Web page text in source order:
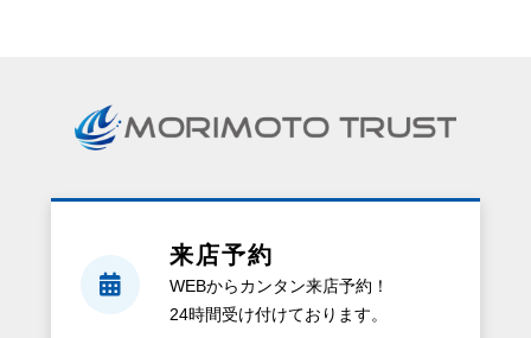
求
を
る
ん
来店予約
WEBからカンタン来店予約！
24時間受け付けております。